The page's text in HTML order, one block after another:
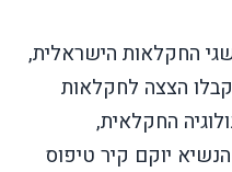
החקלאות הישראלית,
הצצה לחקלאות
החקלאית,
יוקם קיר טיפוס